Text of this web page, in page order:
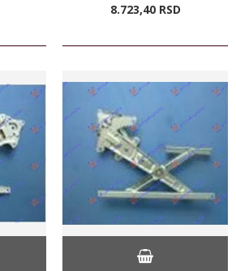
8.723,40 RSD